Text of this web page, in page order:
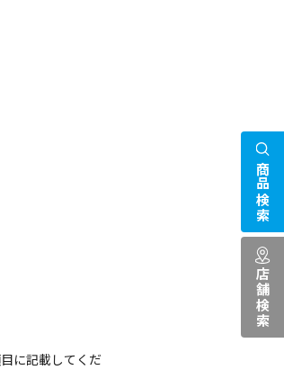
に記載してくだ
商品検索
店舗検索